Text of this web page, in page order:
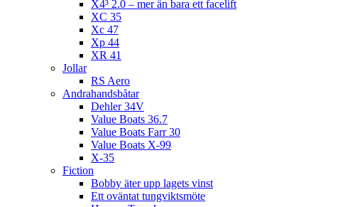
X4³ 2.0 – mer än bara ett facelift
XC 35
Xc 47
Xp 44
XR 41
Jollar
RS Aero
Andrahandsbåtar
Dehler 34V
Value Boats 36.7
Value Boats Farr 30
Value Boats X-99
X-35
Fiction
Bobby äter upp lagets vinst
Ett oväntat tungviktsmöte